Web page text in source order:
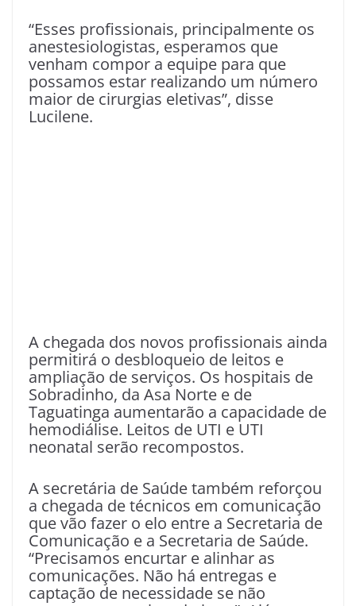
“Esses profissionais, principalmente os
anestesiologistas, esperamos que
venham compor a equipe para que
possamos estar realizando um número
maior de cirurgias eletivas”, disse
Lucilene.
A chegada dos novos profissionais ainda
permitirá o desbloqueio de leitos e
ampliação de serviços. Os hospitais de
Sobradinho, da Asa Norte e de
Taguatinga aumentarão a capacidade de
hemodiálise. Leitos de UTI e UTI
neonatal serão recompostos.
A secretária de Saúde também reforçou
a chegada de técnicos em comunicação
que vão fazer o elo entre a Secretaria de
Comunicação e a Secretaria de Saúde.
“Precisamos encurtar e alinhar as
comunicações. Não há entregas e
captação de necessidade se não